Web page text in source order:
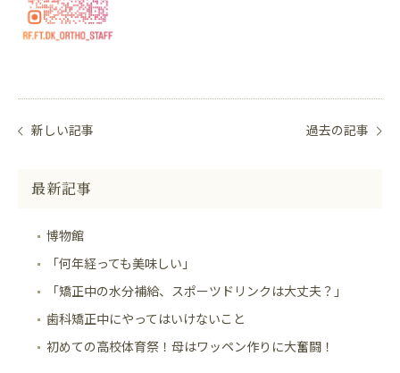
新しい記事 過去の記事
最新記事
博物館
「何年経っても美味しい」
「矯正中の水分補給、スポーツドリンクは大丈夫？」
歯科矯正中にやってはいけないこと
初めての高校体育祭！母はワッペン作りに大奮闘！